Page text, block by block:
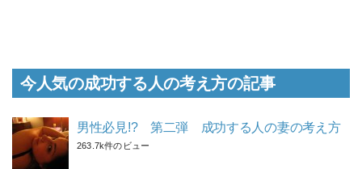
今人気の成功する人の考え方の記事
男性必見!? 第二弾 成功する人の妻の考え方
263.7k件のビュー